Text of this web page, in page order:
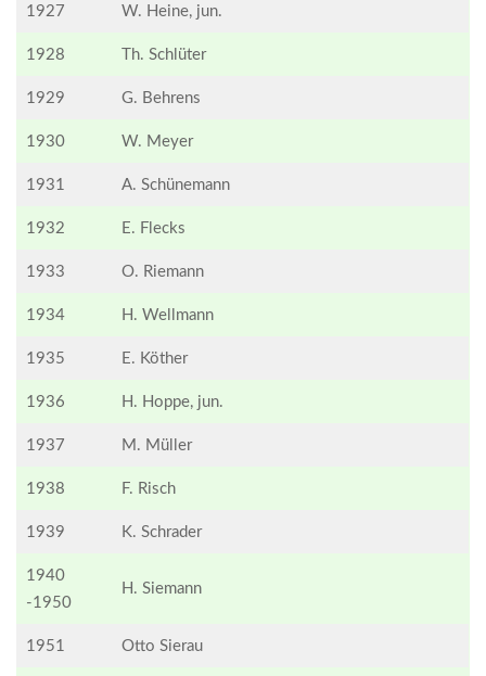
1927 W. Heine, jun.
1928 Th. Schlüter
1929 G. Behrens
1930 W. Meyer
1931 A. Schünemann
1932 E. Flecks
1933 O. Riemann
1934 H. Wellmann
1935 E. Köther
1936 H. Hoppe, jun.
1937 M. Müller
1938 F. Risch
1939 K. Schrader
1940
-1950
H. Siemann
1951 Otto Sierau